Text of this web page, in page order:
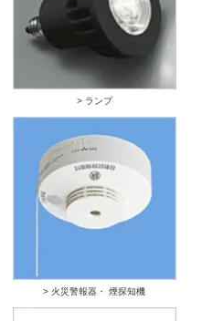
> ランプ
> 火災警報器・ 煙探知機